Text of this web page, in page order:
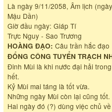
Là ngày 9/11/2058, Âm lịch
Mậu Dần)
Giờ đầu ngày: Giáp Tí
Trực Nguy - Sao Trương
HOÀNG ĐẠO: Câu trần hắc đạo
ĐỔNG CÔNG TUYỂN TRẠCH
Đinh Mùi là khi nước đại hải
hết.
Kỷ Mùi mai táng là tốt vừa.
Những ngày Mùi còn lại cũng tốt.
Hai ngày đó (?) dùng việc chủ